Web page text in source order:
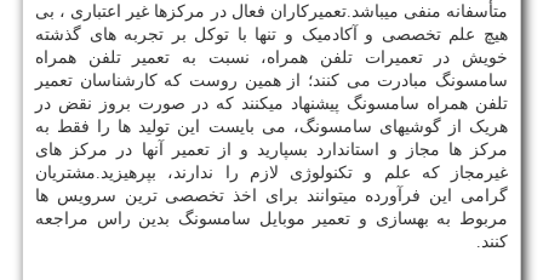
متأسفانه منفی میباشد.تعمیرکاران فعال در مرکزها غیر اعتباری ، بی
هیچ علم تخصصی و آکادمیک و تنها با توکل بر تجربه های گذشته
خویش در تعمیرات تلفن همراه، نسبت به تعمیر تلفن همراه
سامسونگ مبادرت می کنند؛ از همین روست که کارشناسان تعمیر
تلفن همراه سامسونگ پیشنهاد میکنند که در صورت بروز نقض در
هریک از گوشیهای سامسونگ، می بایست این تولید ها را فقط به
مرکز ها مجاز و استاندارد بسپارید و از تعمیر آنها در مرکز های
غیرمجاز که علم و تکنولوژی لازم را ندارند، بپرهیزید.مشتریان
گرامی این فرآورده میتوانند برای اخذ تخصصی ترین سرویس ها
مربوط به بهسازی و تعمیر موبایل سامسونگ بدین راس مراجعه
کنند.